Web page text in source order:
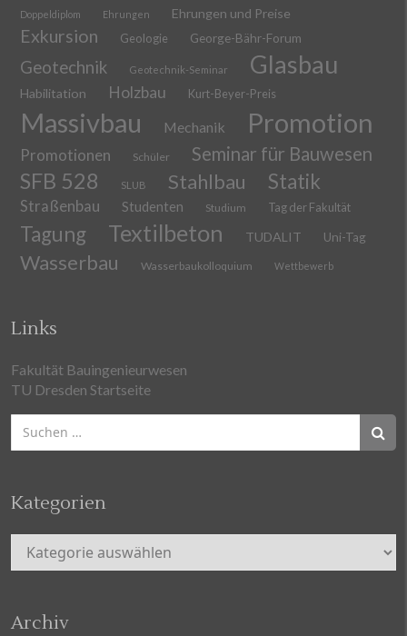
Doppeldiplom Ehrungen Ehrungen und Preise
Exkursion Geologie George-Bähr-Forum
Geotechnik Geotechnik-Seminar Glasbau
Habilitation Holzbau Kurt-Beyer-Preis
Massivbau Mechanik Promotion
Promotionen Schüler Seminar für Bauwesen
SFB 528 SLUB Stahlbau Statik
Straßenbau Studenten Studium Tag der Fakultät
Tagung Textilbeton TUDALIT Uni-Tag
Wasserbau Wasserbaukolloquium Wettbewerb
Links
Fakultät Bauingenieurwesen
TU Dresden Startseite
nach:
Kategorien
Kategorien
Archiv